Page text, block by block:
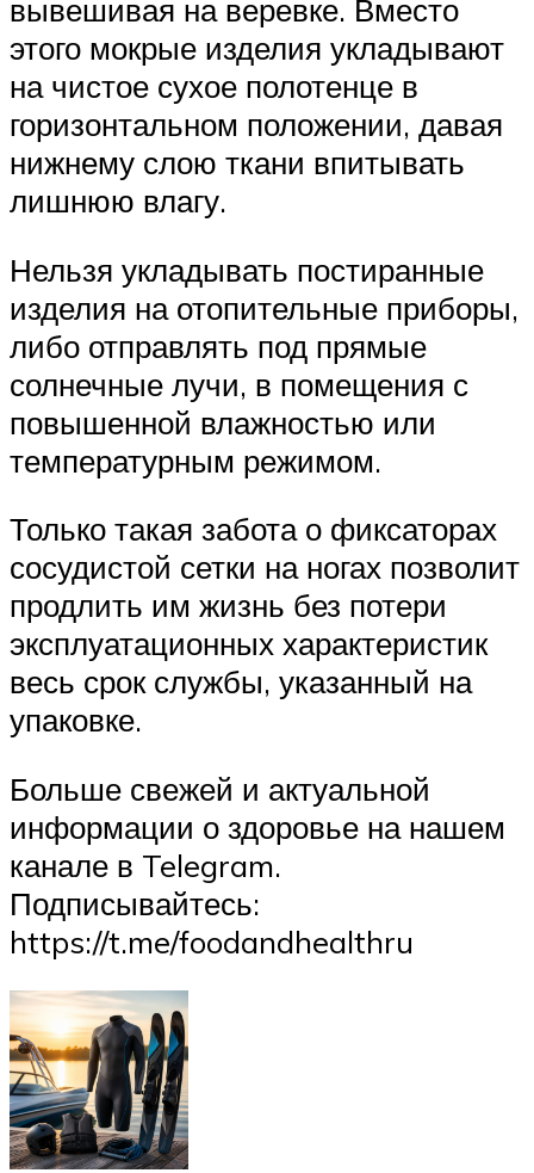
вывешивая на веревке. Вместо
этого мокрые изделия укладывают
на чистое сухое полотенце в
горизонтальном положении, давая
нижнему слою ткани впитывать
лишнюю влагу.
Нельзя укладывать постиранные
изделия на отопительные приборы,
либо отправлять под прямые
солнечные лучи, в помещения с
повышенной влажностью или
температурным режимом.
Только такая забота о фиксаторах
сосудистой сетки на ногах позволит
продлить им жизнь без потери
эксплуатационных характеристик
весь срок службы, указанный на
упаковке.
Больше свежей и актуальной
информации о здоровье на нашем
канале в Telegram.
Подписывайтесь:
https://t.me/foodandhealthru